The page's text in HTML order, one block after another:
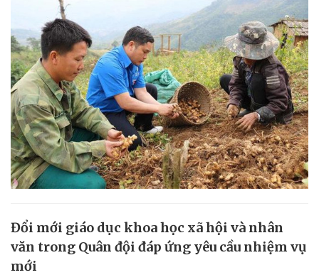
Đổi mới giáo dục khoa học xã hội và nhân
văn trong Quân đội đáp ứng yêu cầu nhiệm vụ
mới